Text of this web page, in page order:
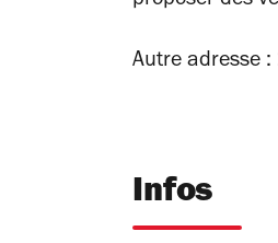
Autre adresse
Infos